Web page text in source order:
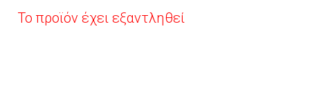
Το προϊόν έχει εξαντληθεί